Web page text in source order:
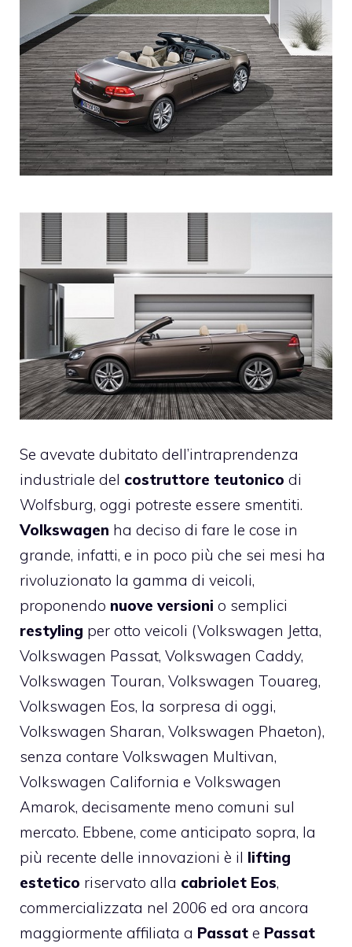
Se avevate dubitato dell’intraprendenza
industriale del costruttore teutonico di
Wolfsburg, oggi potreste essere smentiti.
Volkswagen ha deciso di fare le cose in
grande, infatti, e in poco più che sei mesi ha
rivoluzionato la gamma di veicoli,
proponendo nuove versioni o semplici
restyling per otto veicoli (Volkswagen Jetta,
Volkswagen Passat, Volkswagen Caddy,
Volkswagen Touran, Volkswagen Touareg,
Volkswagen Eos, la sorpresa di oggi,
Volkswagen Sharan, Volkswagen Phaeton),
senza contare Volkswagen Multivan,
Volkswagen California e Volkswagen
Amarok, decisamente meno comuni sul
mercato. Ebbene, come anticipato sopra, la
più recente delle innovazioni è il lifting
estetico riservato alla cabriolet Eos,
commercializzata nel 2006 ed ora ancora
maggiormente affiliata a Passat e Passat